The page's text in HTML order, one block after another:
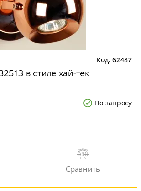
62487
в стиле хай-тек
По запросу